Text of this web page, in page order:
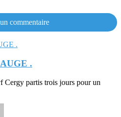
commentaire
.
Cergy partis trois jours pour un